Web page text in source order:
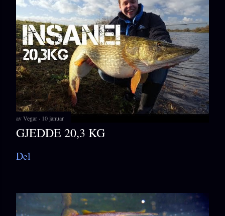
avVegar 10 januar
GJEDDE 20,3 KG
Del